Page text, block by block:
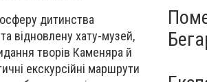
дитинства
відновлену хату-музей,
творів Каменяра й
екскурсійні маршрути